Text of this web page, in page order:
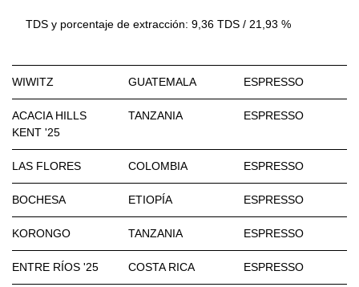
TDS y porcentaje de extracción: 9,36 TDS / 21,93 %
WIWITZ GUATEMALA ESPRESSO
17 gr en seco
41 gr en liquido
26 segundos
Máquina: Sage Barista Pro
Número de molienda: 13
Tiempo de molienda: 13S
Agua mineral recomendada: Lanjarón
TDS y porcentaje de extracción: 8.83 / 22.42 %
ACACIA HILLS
KENT '25
TANZANIA ESPRESSO
19 gr en seco
39 gr en liquido
29 segundos
Máquina: Marzocco Micra
Molino: Marzocco Pico
Número de molienda: 5
LAS FLORES COLOMBIA ESPRESSO
19 gr en seco
41 gr en liquido
29 segundos
Máquina: Marzocco Micra
BOCHESA ETIOPÍA ESPRESSO
19 gr en seco
41 gr en liquido
27 segundos
KORONGO TANZANIA ESPRESSO
18 gr en seco
ENTRE RÍOS '25 COSTA RICA ESPRESSO